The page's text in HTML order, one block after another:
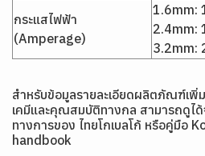
กระแสไฟฟ้า
(Amperage)
1.6mm:
2.4mm:
3.2mm:
สำหรับข้อมูลรายละเอียดผลิตภัณฑ์เพิ่
เคมีและคุณสมบัติทางกล สามารถดูได้
ทางการของ ไทยโกเบลโก้ หรือคู่มือ
handbook